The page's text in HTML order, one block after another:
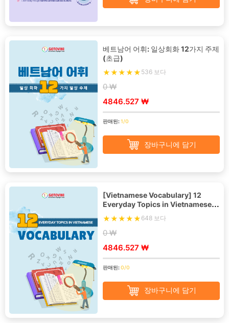
베트남어 어휘: 일상회화 12가지 주제
(초급)
536 보다
0 ₩
4846.527 ₩
판매된:1/0
장바구니에 담기
[Vietnamese Vocabulary] 12
Everyday Topics in Vietnamese -
648 보다
0 ₩
4846.527 ₩
판매된:0/0
장바구니에 담기